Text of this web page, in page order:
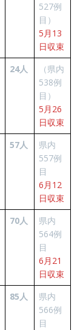
527例
目）
5月13
日収束
24人
（県内
538例
目）
5月26
日収束
57人
県内
557例
目
6月12
日収束
70人
県内
564例
目
6月21
日収束
85人
県内
566例
目